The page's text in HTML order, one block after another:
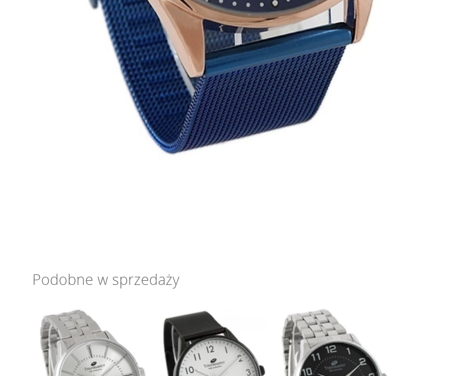
Podobne w sprzedaży